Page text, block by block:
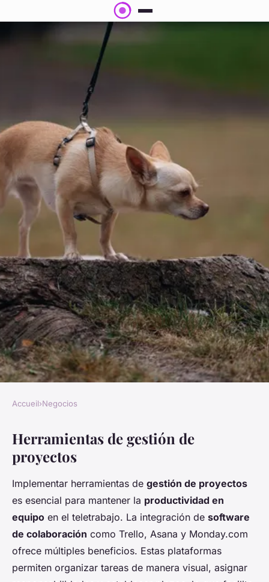
NEGOCIOS
Descubre las mejores
herramientas digitales para
potenciar tu productividad en
el teletrabajo
Enzo 27 mayo 2025 8 min de lecture
Accueil›Negocios
Herramientas de gestión de
proyectos
Implementar herramientas de gestión de proyectos
es esencial para mantener la productividad en
equipo en el teletrabajo. La integración de software
de colaboración como Trello, Asana y Monday.com
ofrece múltiples beneficios. Estas plataformas
permiten organizar tareas de manera visual, asignar